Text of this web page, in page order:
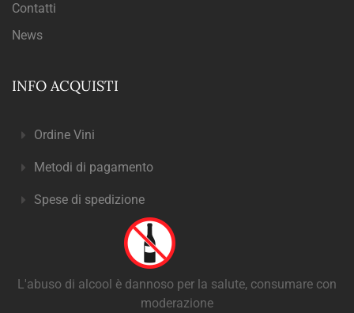
Contatti
News
INFO ACQUISTI
Ordine Vini
Metodi di pagamento
Spese di spedizione
L'abuso di alcool è dannoso per la salute, consumare con
moderazione